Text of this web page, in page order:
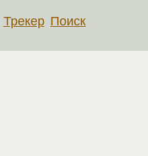
Трекер Поиск